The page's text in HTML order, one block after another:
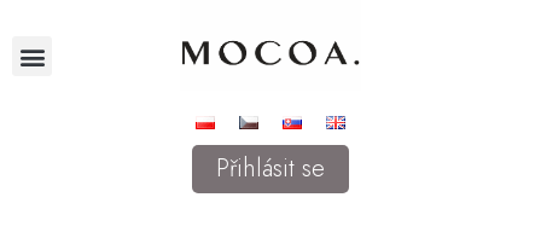
Přihlásit se